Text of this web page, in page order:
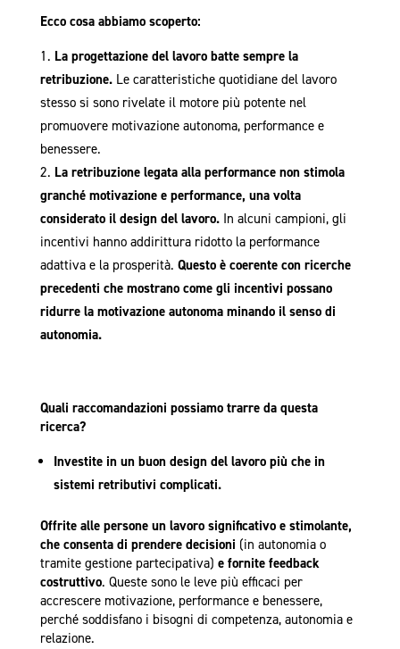
Ecco cosa abbiamo scoperto:
La progettazione del lavoro batte sempre la
retribuzione.Le caratteristiche quotidiane del lavoro
stesso si sono rivelate il motore più potente nel
promuovere motivazione autonoma, performance e
benessere.
La retribuzione legata alla performance non stimola
granché motivazione e performance, una volta
considerato il design del lavoro.In alcuni campioni, gli
incentivi hanno addirittura ridotto la performance
adattiva e la prosperità. Questo è coerente con ricerche
precedenti che mostrano come gli incentivi possano
ridurre la motivazione autonoma minando il senso di
autonomia.
Quali raccomandazioni possiamo trarre da questa
ricerca?
Investite in un buon design del lavoro più che in
sistemi retributivi complicati.
Offrite alle persone un lavoro significativo e stimolante,
che consenta di prendere decisioni (in autonomia o
tramite gestione partecipativa) e fornite feedback
costruttivo. Queste sono le leve più efficaci per
accrescere motivazione, performance e benessere,
perché soddisfano i bisogni di competenza, autonomia e
relazione.